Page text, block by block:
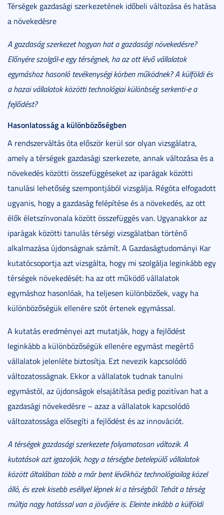
Térségek gazdasági szerkezetének időbeli változása és hatása
a növekedésre
A gazdaság szerkezet hogyan hat a gazdasági növekedésre?
Előnyére szolgál-e egy térségnek, ha az ott lévő vállalatok
egymáshoz hasonló tevékenységi körben működnek? A külföldi és
a hazai vállalatok közötti technológiai különbség serkenti-e a
fejlődést?
Hasonlatosság a különbözőségben
A rendszerváltás óta először kerül sor olyan vizsgálatra,
amely a térségek gazdasági szerkezete, annak változása és a
növekedés közötti összefüggéseket az iparágak közötti
tanulási lehetőség szempontjából vizsgálja. Régóta elfogadott
ugyanis, hogy a gazdaság felépítése és a növekedés, az ott
élők életszínvonala között összefüggés van. Ugyanakkor az
iparágak közötti tanulás térségi vizsgálatban történő
alkalmazása újdonságnak számít. A Gazdaságtudományi Kar
kutatócsoportja azt vizsgálta, hogy mi szolgálja leginkább egy
térségek növekedését: ha az ott működő vállalatok
egymáshoz hasonlóak, ha teljesen különbözőek, vagy ha
különbözőségük ellenére szót értenek egymással.
A kutatás eredményei azt mutatják, hogy a fejlődést
leginkább a különbözőségük ellenére egymást megértő
vállalatok jelenléte biztosítja. Ezt nevezik kapcsolódó
változatosságnak. Ekkor a vállalatok tudnak tanulni
egymástól, az újdonságok elsajátítása pedig pozitívan hat a
gazdasági növekedésre – azaz a vállalatok kapcsolódó
változatossága elősegíti a fejlődést és az innovációt.
A térségek gazdasági szerkezete folyamatosan változik. A
kutatások azt igazolják, hogy a térségbe betelepülő vállalatok
között általában több a már bent lévőkhöz technológiailag közel
álló, és ezek kisebb eséllyel lépnek ki a térségből. Tehát a térség
múltja nagy hatással van a jövőjére is. Eleinte inkább a külföldi